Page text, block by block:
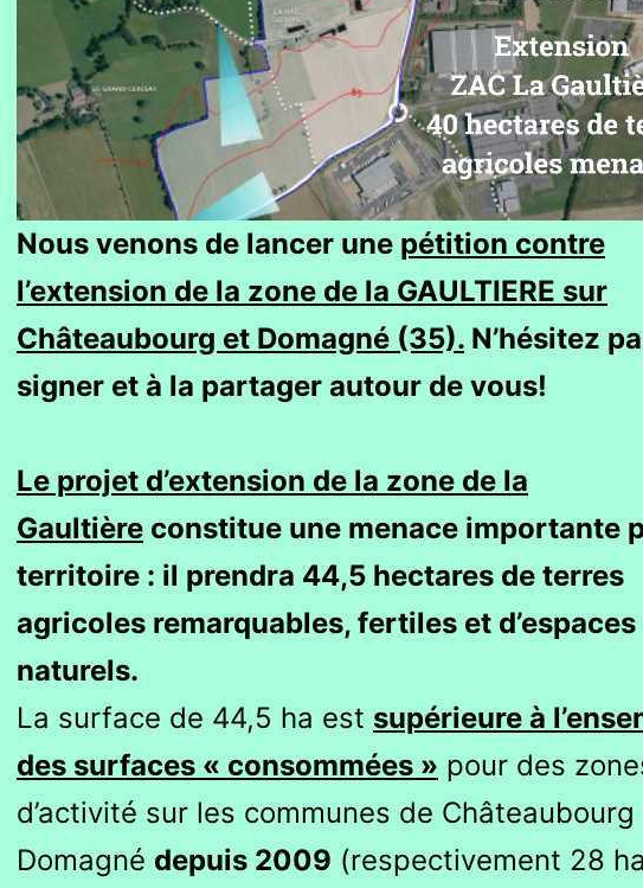
Nous venons de lancer une pétition contre
l’extension de la zone de la GAULTIERE sur
Châteaubourg et Domagné (35). N’hésitez
signer et à la partager autour de vous!
Le projet d’extension de la zone de la
Gaultière constitue une menace importante
territoire : il prendra 44,5 hectares de terres
agricoles remarquables, fertiles et d’espaces
naturels.
La surface de 44,5 ha est supérieure à
des surfaces « consommées » pour des
d’activité sur les communes de
Domagné depuis 2009 (respectivement 28